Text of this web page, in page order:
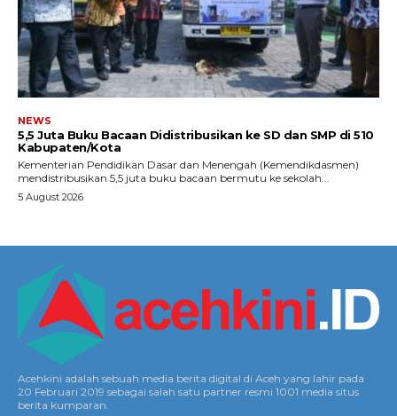
NEWS
5,5 Juta Buku Bacaan Didistribusikan ke SD dan SMP di 510
Kabupaten/Kota
Kementerian Pendidikan Dasar dan Menengah (Kemendikdasmen)
mendistribusikan 5,5 juta buku bacaan bermutu ke sekolah...
5 August 2026
Acehkini adalah sebuah media berita digital di Aceh yang lahir pada
20 Februari 2019 sebagai salah satu partner resmi 1001 media situs
berita kumparan.